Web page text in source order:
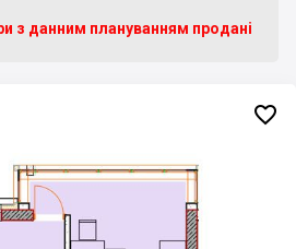
з данним плануванням продані
